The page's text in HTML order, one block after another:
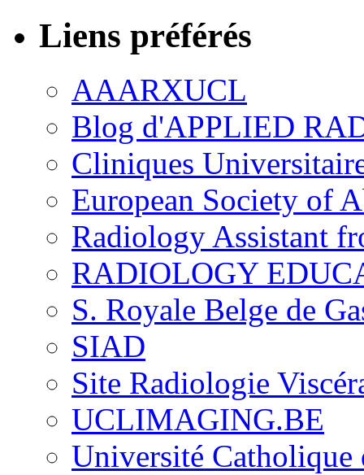
Liens préférés
AAARXUCL
Blog d'APPLIED
Cliniques
European Society of
Radiology Assistant
RADIOLOGY
S. Royale Belge de
SIAD
Site Radiologie
UCLIMAGING.BE
Université Catholique